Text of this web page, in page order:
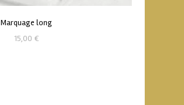
Marquage long
15,00 €